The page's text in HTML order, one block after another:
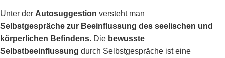
Unter der Autosuggestion versteht man
Selbstgespräche zur Beeinflussung des seelischen und
körperlichen Befindens. Die bewusste
Selbstbeeinflussung durch Selbstgespräche ist eine